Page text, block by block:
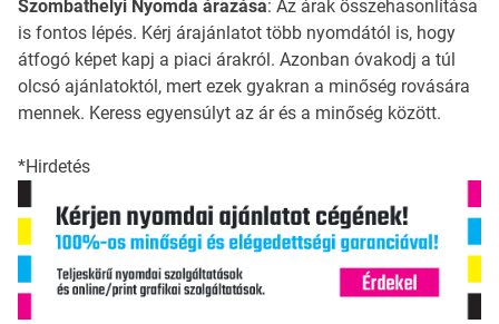
Szombathelyi Nyomda árazása: Az árak összehasonlítása
is fontos lépés. Kérj árajánlatot több nyomdától is, hogy
átfogó képet kapj a piaci árakról. Azonban óvakodj a túl
olcsó ajánlatoktól, mert ezek gyakran a minőség rovására
mennek. Keress egyensúlyt az ár és a minőség között.
*Hirdetés